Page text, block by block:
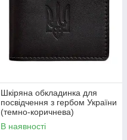
Шкіряна обкладинка для
посвідчення з гербом України
(темно-коричнева)
В наявності